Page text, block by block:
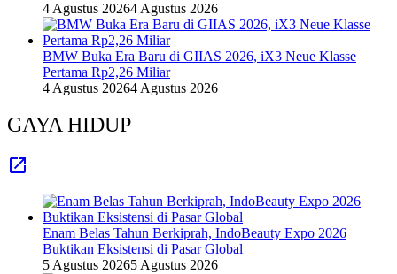
4 Agustus 20264 Agustus 2026
BMW Buka Era Baru di GIIAS 2026, iX3 Neue Klasse
Pertama Rp2,26 Miliar
4 Agustus 20264 Agustus 2026
GAYA HIDUP
Enam Belas Tahun Berkiprah, IndoBeauty Expo 2026
Buktikan Eksistensi di Pasar Global
5 Agustus 20265 Agustus 2026